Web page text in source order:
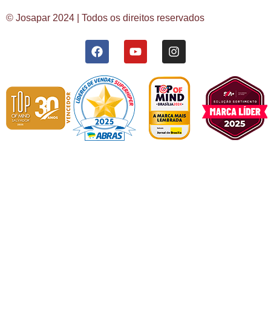
© Josapar 2024 | Todos os direitos reservados